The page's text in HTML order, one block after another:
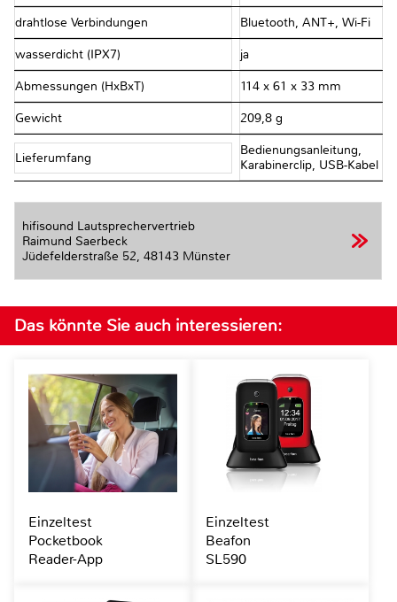
drahtlose Verbindungen Bluetooth, ANT+, Wi-Fi
wasserdicht (IPX7) ja
Abmessungen (HxBxT) 114 x 61 x 33 mm
Gewicht 209,8 g
Lieferumfang
Bedienungsanleitung,
Karabinerclip, USB-Kabel
hifisound Lautsprechervertrieb
Raimund Saerbeck
Jüdefelderstraße 52, 48143 Münster
Das könnte Sie auch interessieren:
Einzeltest
Pocketbook
Reader-App
Einzeltest
Beafon
SL590